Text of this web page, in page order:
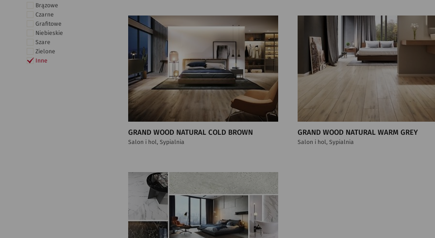
Brązowe
Czarne
Grafitowe
Niebieskie
Szare
Zielone
Inne
GRAND WOOD NATURAL COLD BROWN
Salon i hol, Sypialnia
GRAND WOOD NATURAL WARM GREY
Salon i hol, Sypialnia